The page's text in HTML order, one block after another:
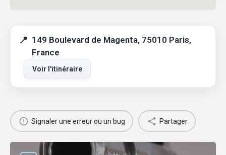
149 Boulevard de Magenta, 75010 Paris,
France
Voir l'itinéraire
Signaler une erreur ou un bug Partager